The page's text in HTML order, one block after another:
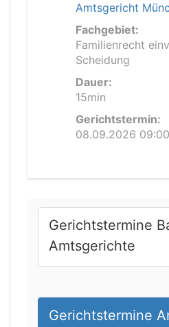
Amtsgericht
Fachgebiet:
Familienrecht
Scheidung
Dauer:
15min
Gerichtstermin:
08.09.2026
Gerichtstermine
Amtsgerichte
Gerichtstermine